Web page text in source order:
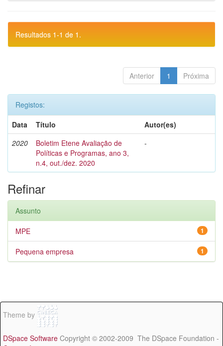
Resultados 1-1 de 1.
Anterior 1 Próxima
Registos:
Data
Título
Autor(es)
2020
Boletim Etene Avaliação de
Políticas e Programas, ano 3,
n.4, out./dez. 2020
-
Refinar
Assunto
1
MPE
1
Pequena empresa
Theme by
DSpace Software Copyright © 2002-2009 The DSpace Foundation -